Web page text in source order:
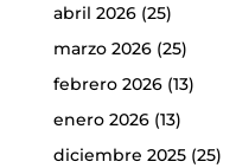
abril 2026(25)
marzo 2026(25)
febrero 2026(13)
enero 2026(13)
diciembre 2025(25)